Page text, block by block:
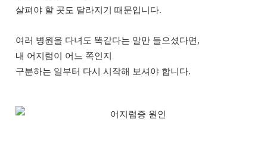
살펴야 할 곳도 달라지기 때문입니다.
여러 병원을 다녀도 똑같다는 말만 들으셨다면,
내 어지럼이 어느 쪽인지
구분하는 일부터 다시 시작해 보셔야 합니다.